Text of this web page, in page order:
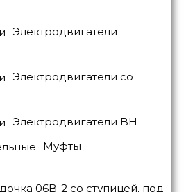
Электродвигатели
Электродвигатели со
Электродвигатели BH
Муфты